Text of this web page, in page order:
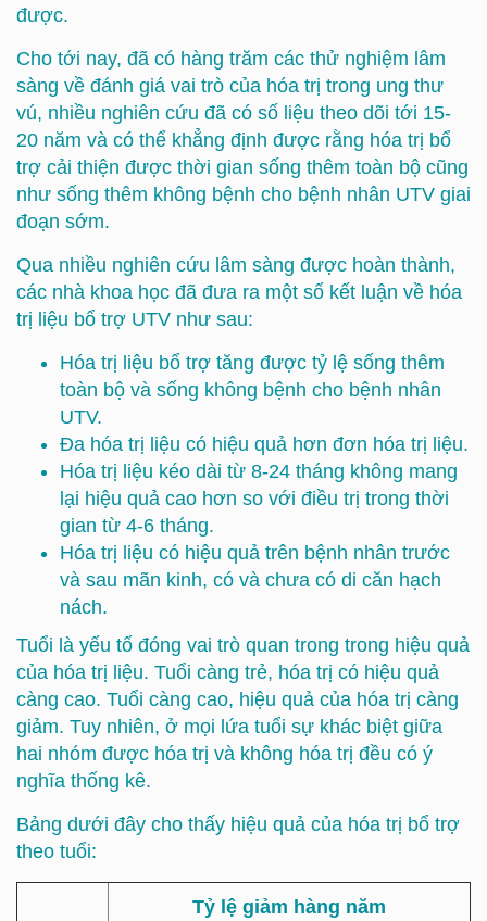
được.
Cho tới nay, đã có hàng trăm các thử nghiệm lâm
sàng về đánh giá vai trò của hóa trị trong ung thư
vú, nhiều nghiên cứu đã có số liệu theo dõi tới 15-
20 năm và có thể khẳng định được rằng hóa trị bổ
trợ cải thiện được thời gian sống thêm toàn bộ cũng
như sống thêm không bệnh cho bệnh nhân UTV giai
đoạn sớm.
Qua nhiều nghiên cứu lâm sàng được hoàn thành,
các nhà khoa học đã đưa ra một số kết luận về hóa
trị liệu bổ trợ UTV như sau:
Hóa trị liệu bổ trợ tăng được tỷ lệ sống thêm
toàn bộ và sống không bệnh cho bệnh nhân
UTV.
Đa hóa trị liệu có hiệu quả hơn đơn hóa trị liệu.
Hóa trị liệu kéo dài từ 8-24 tháng không mang
lại hiệu quả cao hơn so với điều trị trong thời
gian từ 4-6 tháng.
Hóa trị liệu có hiệu quả trên bệnh nhân trước
và sau mãn kinh, có và chưa có di căn hạch
nách.
Tuổi là yếu tố đóng vai trò quan trong trong hiệu quả
của hóa trị liệu. Tuổi càng trẻ, hóa trị có hiệu quả
càng cao. Tuổi càng cao, hiệu quả của hóa trị càng
giảm. Tuy nhiên, ở mọi lứa tuổi sự khác biệt giữa
hai nhóm được hóa trị và không hóa trị đều có ý
nghĩa thống kê.
Bảng dưới đây cho thấy hiệu quả của hóa trị bổ trợ
theo tuổi:
Tỷ lệ giảm hàng năm